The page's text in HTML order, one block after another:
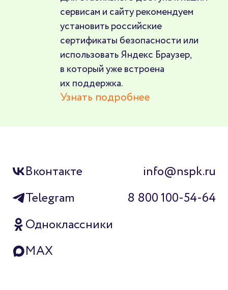
сервисам и сайту рекомендуем
установить российские
сертификаты безопасности или
использовать Яндекс Браузер,
в который уже встроена
их поддержка.
Узнать подробнее
Вконтакте
Одноклассники
Telegram
MAX
info@nspk.ru
8 800 100-54-64